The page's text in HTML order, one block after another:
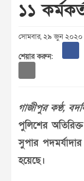
১১
সোমবার, ২৯ জুন ২০২০
শেয়ার করুন:
গাজীপুর কণ্ঠ,
পুলিশের
সুপার
হয়েছে।